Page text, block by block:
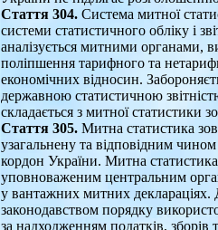
Стаття 304. Система митної
системи статистичного обліку і
аналізується митними органами,
поліпшення тарифного та
економічних відносин.
державною статистичною
складається з митної статистики
Стаття 305. Митна статистика
узагальнену та відповідним
кордон України. Митна статистика
уповноваженим центральним
у вантажних митних деклараціях.
законодавством порядку
за надходженням податків,